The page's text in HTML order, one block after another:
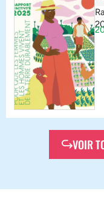
VOIR